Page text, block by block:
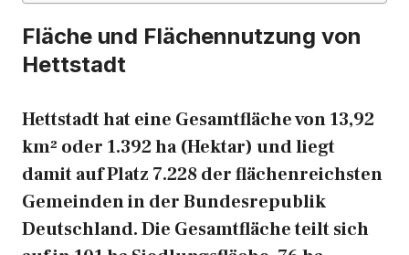
Fläche und Flächennutzung von
Hettstadt
Hettstadt hat eine Gesamtfläche von 13,92
km² oder 1.392 ha (Hektar) und liegt
damit auf Platz 7.228 der flächenreichsten
Gemeinden in der Bundesrepublik
Deutschland. Die Gesamtfläche teilt sich